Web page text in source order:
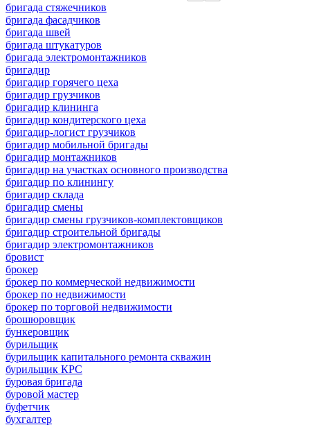
бригада стяжечников
бригада фасадчиков
бригада швей
бригада штукатуров
бригада электромонтажников
бригадир
бригадир горячего цеха
бригадир грузчиков
бригадир клининга
бригадир кондитерского цеха
бригадир-логист грузчиков
бригадир мобильной бригады
бригадир монтажников
бригадир на участках основного производства
бригадир по клинингу
бригадир склада
бригадир смены
бригадир смены грузчиков-комплектовщиков
бригадир строительной бригады
бригадир электромонтажников
бровист
брокер
брокер по коммерческой недвижимости
брокер по недвижимости
брокер по торговой недвижимости
брошюровщик
бункеровщик
бурильщик
бурильщик капитального ремонта скважин
бурильщик КРС
буровая бригада
буровой мастер
буфетчик
бухгалтер